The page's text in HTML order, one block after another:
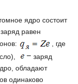
ядро состоит
равен
, где
заряд
обладают
одинаково